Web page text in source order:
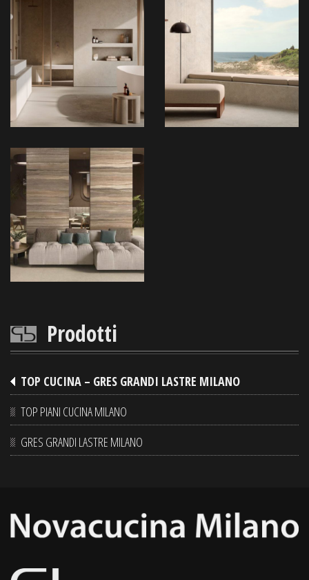
Prodotti
TOP CUCINA – GRES GRANDI LASTRE MILANO
TOP PIANI CUCINA MILANO
GRES GRANDI LASTRE MILANO